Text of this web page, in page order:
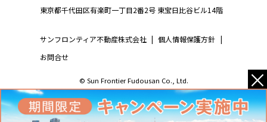
サンフロンティア不動産株式会社 | 個人情報保護方針 |
お問合せ
東京都千代田区有楽町一丁目2番2号 東宝日比谷ビル14階
© Sun Frontier Fudousan Co., Ltd. ×